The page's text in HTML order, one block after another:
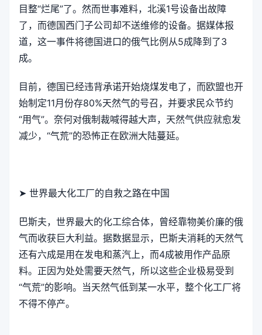
目整“烂尾”了。然而世事难料，北溪1号设备出故障
了，而德国西门子公司却不送维修的设备。据媒体报
道，这一事件将德国进口的俄气比例从5成降到了3
成。
目前，德国已经违背承诺开始烧煤发电了，而欧盟也开
始制定11月份存80%天然气的号召，并要求民众节约
“用气”。奈何对俄制裁喊得越大声，天然气供应就愈发
减少，“气荒”的恐怖正在欧洲大陆蔓延。
➤ 世界最大化工厂的自救之路在中国
巴斯夫，世界最大的化工综合体，曾经靠物美价廉的俄
气而收获巨大利益。据数据显示，巴斯夫消耗的天然气
还有六成是用在发电和蒸汽上，而4成被用作产品原
料。正因为处处需要天然气，所以这些企业极易受到
“气荒”的影响。当天然气低到某一水平，整个化工厂将
不得不停产。